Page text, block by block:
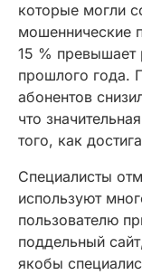
которые могли
мошеннические
15 % превышает
прошлого года.
абонентов
что
того, как
Специалисты
используют
пользователю
поддельный
якобы